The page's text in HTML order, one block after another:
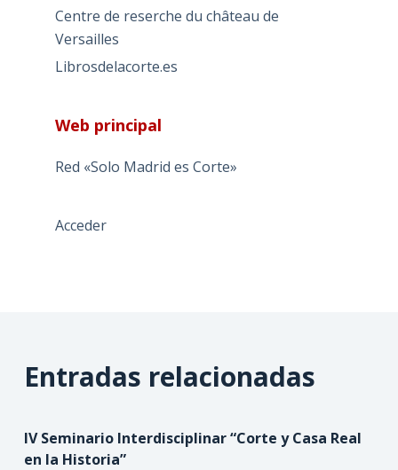
Centre de reserche du château de
Versailles
Librosdelacorte.es
Web principal
Red «Solo Madrid es Corte»
Acceder
Entradas relacionadas
IV Seminario Interdisciplinar “Corte y Casa Real
en la Historia”